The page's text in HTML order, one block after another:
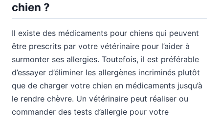
chien ?
Il existe des médicaments pour chiens qui peuvent
être prescrits par votre vétérinaire pour l’aider à
surmonter ses allergies. Toutefois, il est préférable
d’essayer d’éliminer les allergènes incriminés plutôt
que de charger votre chien en médicaments jusqu’à
le rendre chèvre. Un vétérinaire peut réaliser ou
commander des tests d’allergie pour votre